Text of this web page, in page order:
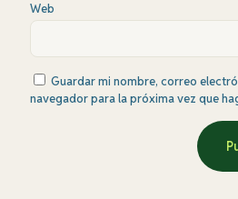
Web
Guardar mi nombre, correo
navegador para la próxima vez que